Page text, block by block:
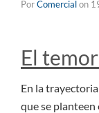
PorComercialon
El
En la
que se